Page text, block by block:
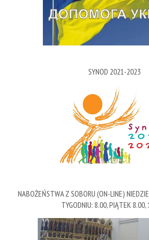
SYNOD 2021-2023
NABOŻEŃSTWA Z SOBORU (ON-LINE)
TYGODNIU: 8.00, PIĄTEK 8.00,